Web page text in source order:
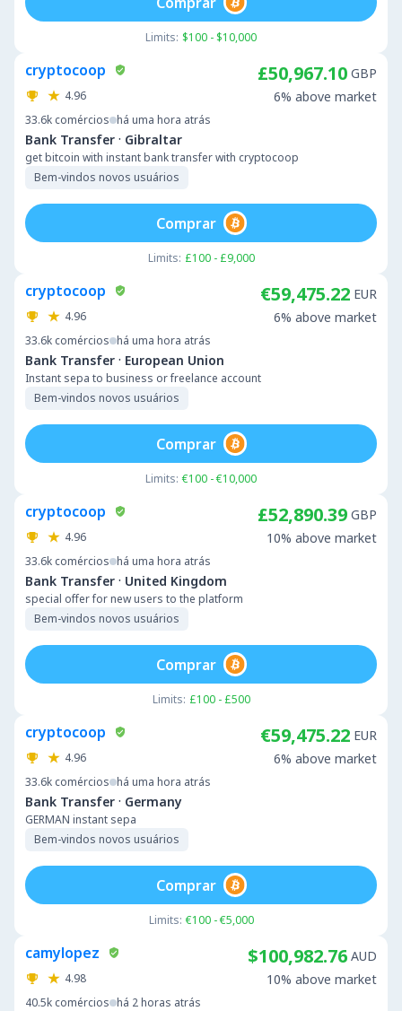
Limits: $100 - $10,000
cryptocoop
4.96
33.6k comércios há uma hora atrás
Bank Transfer · Gibraltar
get bitcoin with instant bank transfer with cryptocoop
Bem-vindos novos usuários
£50,967.10 GBP
6% above market
Limits: £100 - £9,000
Comprar
cryptocoop
4.96
33.6k comércios há uma hora atrás
Bank Transfer · European Union
Instant sepa to business or freelance account
Bem-vindos novos usuários
€59,475.22 EUR
6% above market
Limits: €100 - €10,000
Comprar
cryptocoop
4.96
33.6k comércios há uma hora atrás
Bank Transfer · United Kingdom
special offer for new users to the platform
Bem-vindos novos usuários
£52,890.39 GBP
10% above market
Limits: £100 - £500
Comprar
cryptocoop
4.96
33.6k comércios há uma hora atrás
Bank Transfer · Germany
GERMAN instant sepa
Bem-vindos novos usuários
€59,475.22 EUR
6% above market
Limits: €100 - €5,000
Comprar
camylopez
4.98
40.5k comércios há 2 horas atrás
$100,982.76 AUD
10% above market